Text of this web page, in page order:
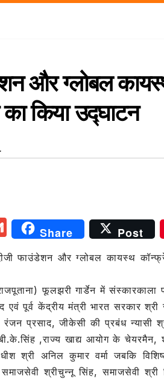
और ग्लोबल
का किया उद्घाटन
G
m
ai
l
Share Post
फाउंडेशन और ग्लोबल कायस्थ
फूलझरी गार्डेन में
एवं पूर्व केंद्रीय मंत्री भारत सरकार
प्रसाद, जीकेसी की प्रबंध न्यासी
बी.के.सिंह ,राज्य खाद्य आयोग के
श्री अनिल कुमार वर्मा जबकि
श्रीचुन्नू सिंह, समाजसेवी